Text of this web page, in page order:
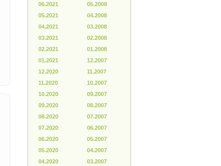
06.2021
05.2021
04.2021
03.2021
02.2021
01.2021
12.2020
11.2020
10.2020
09.2020
08.2020
07.2020
06.2020
05.2020
04.2020
05.2008
04.2008
03.2008
02.2008
01.2008
12.2007
11.2007
10.2007
09.2007
08.2007
07.2007
06.2007
05.2007
04.2007
03.2007